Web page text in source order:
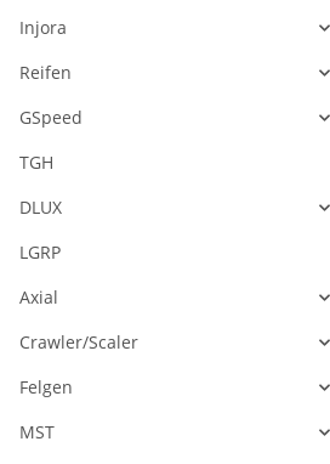
Injora
Reifen
GSpeed
TGH
DLUX
LGRP
Axial
Crawler/Scaler
Felgen
MST